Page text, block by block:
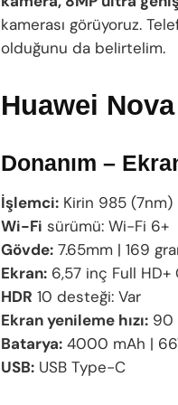
kamerası görüyoruz.
olduğunu da belirtelim.
Huawei
Donanım –
İşlemci: Kirin 985 (7nm)
Wi-Fi sürümü: Wi-Fi 6+
Gövde: 7.65mm | 169
Ekran: 6,57 inç Full
HDR 10 desteği: Var
Ekran yenileme hızı: 90
Batarya: 4000 mAh |
USB: USB Type-C